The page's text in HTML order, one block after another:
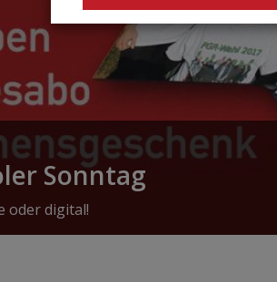
Sonntag
oder digital!